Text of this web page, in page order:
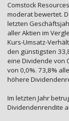
Comstock
moderat bewertet.
letzten
aller Aktien im
Kurs-Umsatz-
den günstigsten
eine Dividende von
von 0,0%. 73,8%
höhere
Im letzten Jahr
Dividendenrendite